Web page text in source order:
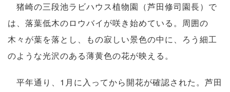
猪崎の三段池ラビハウス植物園（芦田修司園長）で
は、落葉低木のロウバイが咲き始めている。周囲の
木々が葉を落とし、もの寂しい景色の中に、ろう細工
のような光沢のある薄黄色の花が映える。
平年通り、1月に入ってから開花が確認された。芦田